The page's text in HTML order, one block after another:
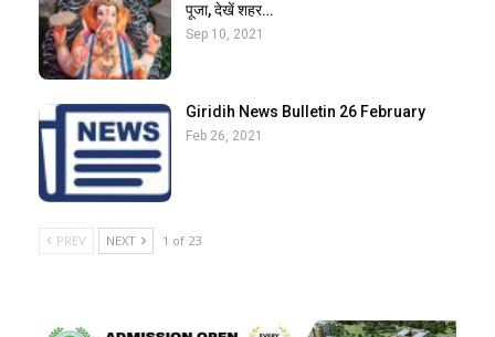
पूजा, देखें शहर…
Sep 10, 2021
Giridih News Bulletin 26 February
Feb 26, 2021
PREV NEXT 1 of 23